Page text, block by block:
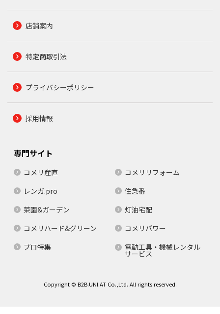
店舗案内
特定商取引法
プライバシーポリシー
採用情報
専門サイト
コメリ産直
コメリリフォーム
レンガ.pro
住急番
菜園&ガーデン
灯油宅配
コメリハード&グリーン
コメリパワー
プロ特集
電動工具・機械レンタル
サービス
Copyright © B2B.UNI.AT Co.,Ltd. All rights reserved.